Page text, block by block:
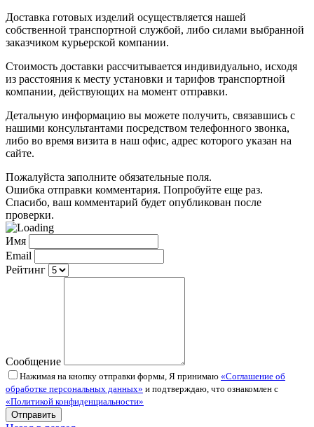
Доставка готовых изделий осуществляется нашей
собственной транспортной службой, либо силами выбранной
заказчиком курьерской компании.
Стоимость доставки рассчитывается индивидуально, исходя
из расстояния к месту установки и тарифов транспортной
компании, действующих на момент отправки.
Детальную информацию вы можете получить, связавшись с
нашими консультантами посредством телефонного звонка,
либо во время визита в наш офис, адрес которого указан на
сайте.
Пожалуйста заполните обязательные поля.
Ошибка отправки комментария. Попробуйте еще раз.
Спасибо, ваш комментарий будет опубликован после
проверки.
Имя
Email
Рейтинг
Сообщение
Нажимая на кнопку отправки формы, Я принимаю «Соглашение об
обработке персональных данных» и подтверждаю, что ознакомлен с
«Политикой конфиденциальности»